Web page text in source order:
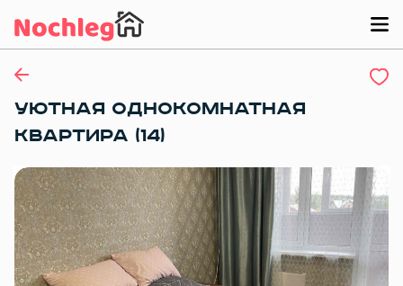
УЮТНАЯ ОДНОКОМНАТНАЯ
КВАРТИРА (14)